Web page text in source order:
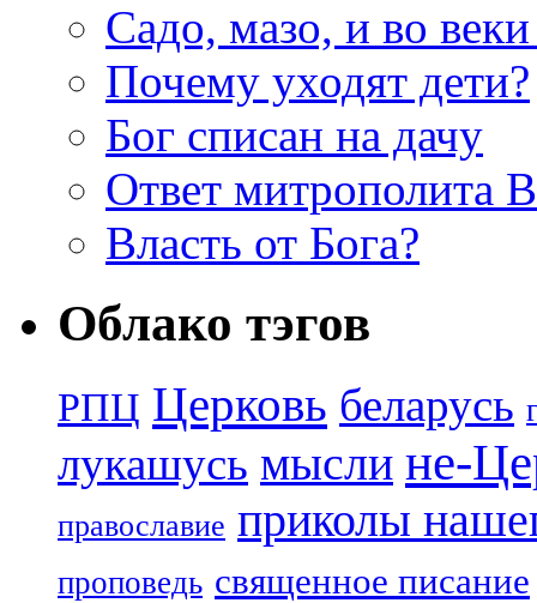
Садо, мазо, и во веки
Почему уходят дети?
Бог списан на дачу
Ответ митрополита
Власть от Бога?
Облако тэгов
РПЦ Церковь беларусь
лукашусь мысли не-
православие приколы
проповедь священное писание